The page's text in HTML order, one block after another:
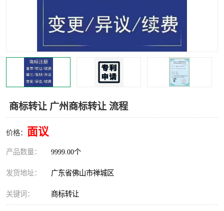
商标转让 广州商标转让 流程
价格： 面议
产品数量： 9999.00个
发货地址： 广东省佛山市禅城区
关键词： 商标转让